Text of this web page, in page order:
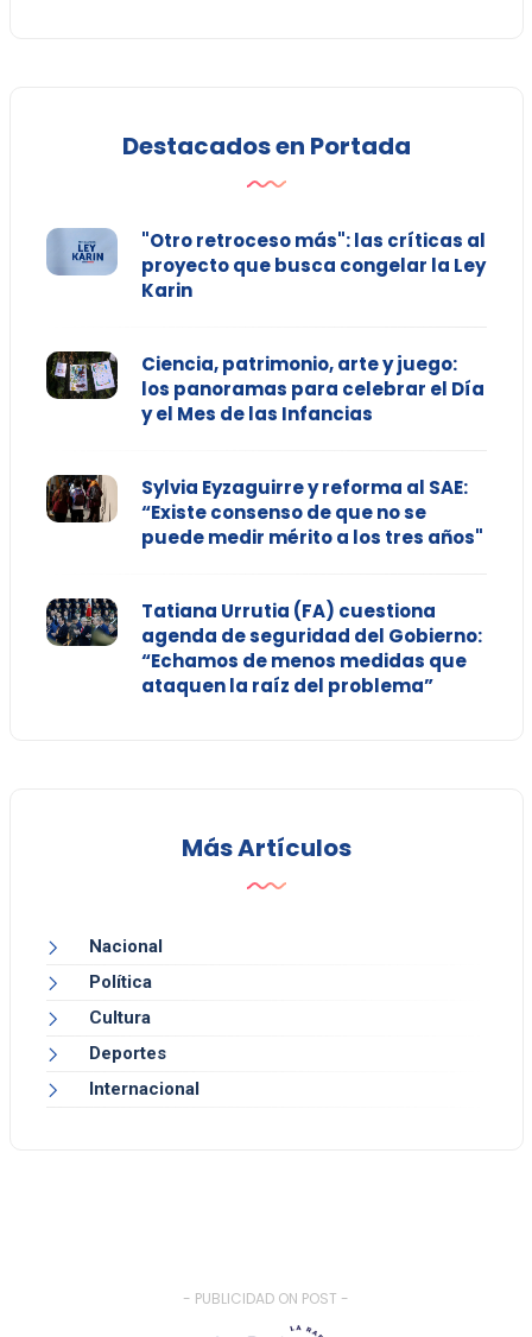
Destacados en Portada
"Otro retroceso más": las críticas al
proyecto que busca congelar la Ley
Karin
Ciencia, patrimonio, arte y juego:
los panoramas para celebrar el Día
y el Mes de las Infancias
Sylvia Eyzaguirre y reforma al SAE:
“Existe consenso de que no se
puede medir mérito a los tres años"
Tatiana Urrutia (FA) cuestiona
agenda de seguridad del Gobierno:
“Echamos de menos medidas que
ataquen la raíz del problema”
Más Artículos
Nacional
Política
Cultura
Deportes
Internacional
- PUBLICIDAD ON POST -